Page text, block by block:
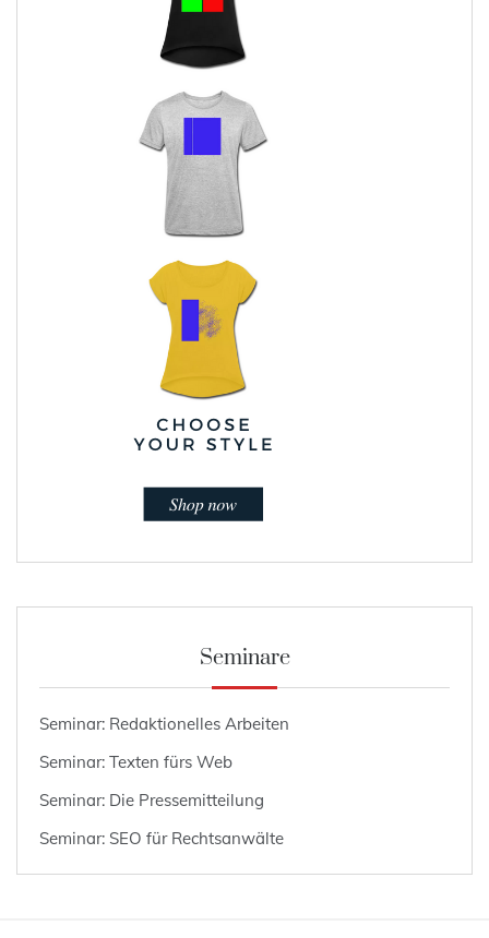
Seminare
Seminar: Redaktionelles Arbeiten
Seminar: Texten fürs Web
Seminar: Die Pressemitteilung
Seminar: SEO für Rechtsanwälte